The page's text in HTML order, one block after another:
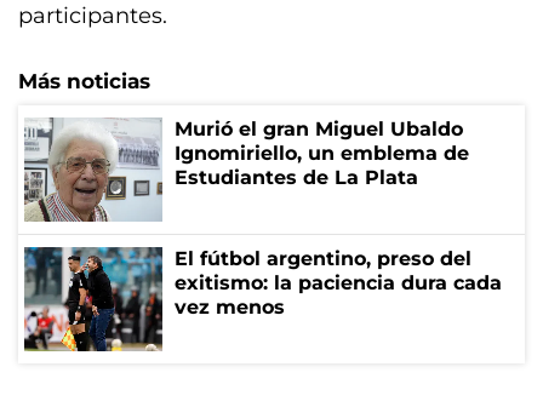
participantes.
Más noticias
Murió el gran Miguel Ubaldo
Ignomiriello, un emblema de
Estudiantes de La Plata
El fútbol argentino, preso del
exitismo: la paciencia dura cada
vez menos